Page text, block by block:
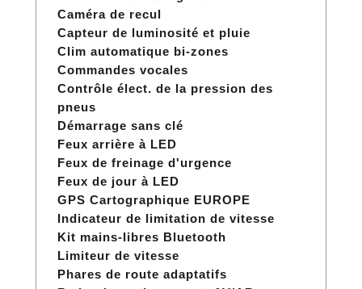
Caméra de recul
Capteur de luminosité et pluie
Clim automatique bi-zones
Commandes vocales
Contrôle élect. de la pression des
pneus
Démarrage sans clé
Feux arrière à LED
Feux de freinage d'urgence
Feux de jour à LED
GPS Cartographique EUROPE
Indicateur de limitation de vitesse
Kit mains-libres Bluetooth
Limiteur de vitesse
Phares de route adaptatifs